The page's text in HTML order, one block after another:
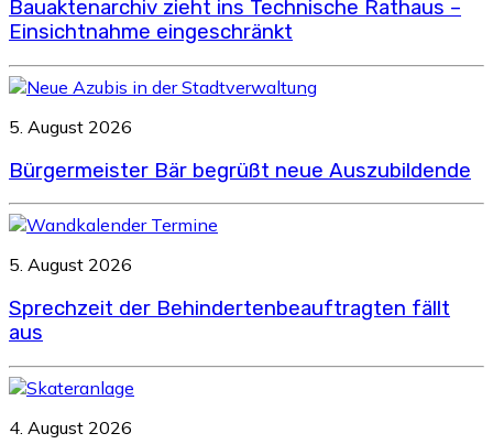
Bauaktenarchiv zieht ins Technische Rathaus –
Einsichtnahme eingeschränkt
5. August 2026
Bürgermeister Bär begrüßt neue Auszubildende
5. August 2026
Sprechzeit der Behindertenbeauftragten fällt
aus
4. August 2026